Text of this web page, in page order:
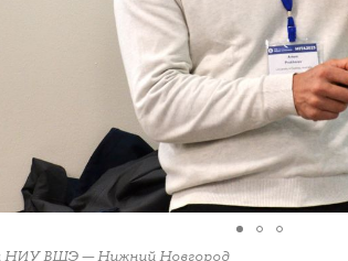
НИУ ВШЭ — Нижний Новгород